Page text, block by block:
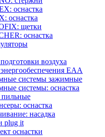
оснастка
оснастка
щетки
оснастка
воздуха
EAA
системы зажимные
системы: оснастка
оснастка
насадка
plug it
оснастки